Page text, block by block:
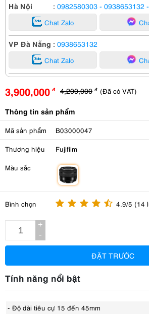
Hà Nội : 0982580303 - 0938653132
Chat Zalo
VP Đà Nẵng : 0938653132
Chat Zalo
3,900,000 đ 4,200,000 đ (Đã có VAT)
Thông tin sản phẩm
Mã sản phẩm B03000047
Thương hiệu Fujifilm
Màu sắc
Bình chọn 4.9/5 (14
+
-
ĐẶT TRƯỚC
Tính năng nổi bật
- Độ dài tiêu cự 15 đến 45mm